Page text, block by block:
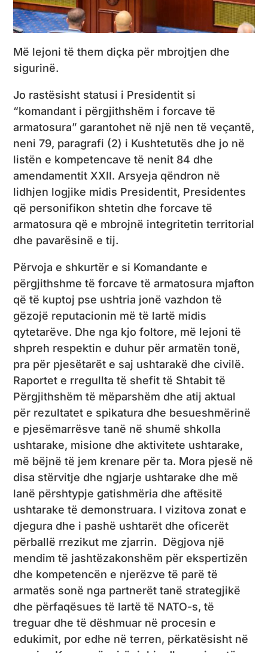
Më lejoni të them diçka për mbrojtjen dhe
sigurinë.
Jo rastësisht statusi i Presidentit si
“komandant i përgjithshëm i forcave të
armatosura” garantohet në një nen të veçantë,
neni 79, paragrafi (2) i Kushtetutës dhe jo në
listën e kompetencave të nenit 84 dhe
amendamentit XXII. Arsyeja qëndron në
lidhjen logjike midis Presidentit, Presidentes
që personifikon shtetin dhe forcave të
armatosura që e mbrojnë integritetin territorial
dhe pavarësinë e tij.
Përvoja e shkurtër e si Komandante e
përgjithshme të forcave të armatosura mjafton
që të kuptoj pse ushtria jonë vazhdon të
gëzojë reputacionin më të lartë midis
qytetarëve. Dhe nga kjo foltore, më lejoni të
shpreh respektin e duhur për armatën tonë,
pra për pjesëtarët e saj ushtarakë dhe civilë.
Raportet e rregullta të shefit të Shtabit të
Përgjithshëm të mëparshëm dhe atij aktual
për rezultatet e spikatura dhe besueshmërinë
e pjesëmarrësve tanë në shumë shkolla
ushtarake, misione dhe aktivitete ushtarake,
më bëjnë të jem krenare për ta. Mora pjesë në
disa stërvitje dhe ngjarje ushtarake dhe më
lanë përshtypje gatishmëria dhe aftësitë
ushtarake të demonstruara. I vizitova zonat e
djegura dhe i pashë ushtarët dhe oficerët
përballë rrezikut me zjarrin. Dëgjova një
mendim të jashtëzakonshëm për ekspertizën
dhe kompetencën e njerëzve të parë të
armatës sonë nga partnerët tanë strategjikë
dhe përfaqësues të lartë të NATO-s, të
treguar dhe të dëshmuar në procesin e
edukimit, por edhe në terren, përkatësisht në